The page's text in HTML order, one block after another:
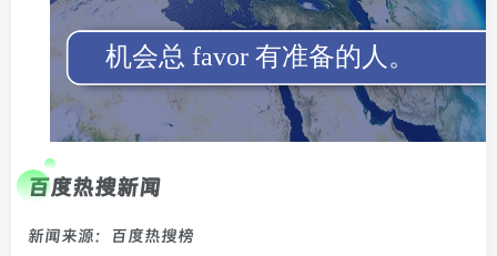
百度热搜新闻
新闻来源：百度热搜榜